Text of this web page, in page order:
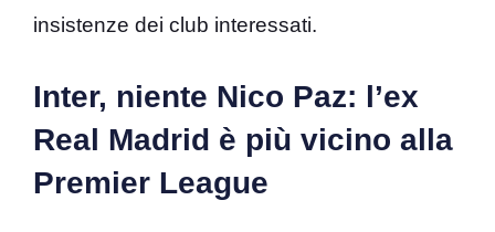
insistenze dei club interessati.
Inter, niente Nico Paz: l’ex
Real Madrid è più vicino alla
Premier League